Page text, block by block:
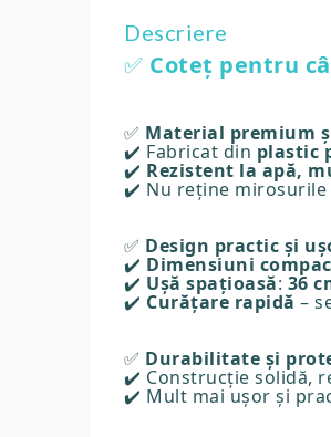
Descriere
✅ Coteț pentru
✅ Material premium
✔️ Fabricat din plastic
✔️ Rezistent la apă,
✔️ Nu reține mirosurile
✅ Design practic și
✔️ Dimensiuni
✔️ Ușă spațioasă: 36
✔️ Curățare rapidă –
✅ Durabilitate și
✔️ Construcție solidă,
✔️ Mult mai ușor și